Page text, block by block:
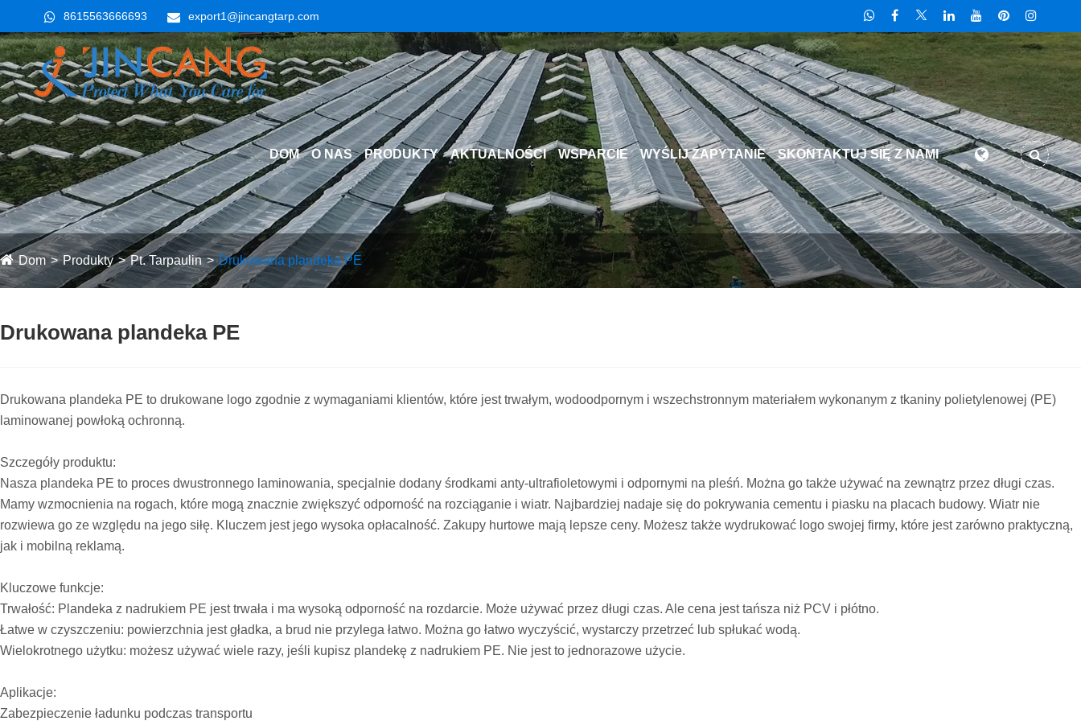
8615563666693 export1@jincangtarp.com
DOM O NAS PRODUKTY AKTUALNOŚCI WSPARCIE WYŚLIJ ZAPYTANIE SKONTAKTUJ SIĘ Z NAMI
Dom Produkty Pt. Tarpaulin Drukowana plandeka PE
Drukowana plandeka PE
Drukowana plandeka PE to drukowane logo zgodnie z wymaganiami klientów, które jest trwałym, wodoodpornym i wszechstronnym materiałem wykonanym z tkaniny polietylenowej (PE)
laminowanej powłoką ochronną.
Szczegóły produktu:
Nasza plandeka PE to proces dwustronnego laminowania, specjalnie dodany środkami anty-ultrafioletowymi i odpornymi na pleśń. Można go także używać na zewnątrz przez długi czas.
Mamy wzmocnienia na rogach, które mogą znacznie zwiększyć odporność na rozciąganie i wiatr. Najbardziej nadaje się do pokrywania cementu i piasku na placach budowy. Wiatr nie
rozwiewa go ze względu na jego siłę. Kluczem jest jego wysoka opłacalność. Zakupy hurtowe mają lepsze ceny. Możesz także wydrukować logo swojej firmy, które jest zarówno praktyczną,
jak i mobilną reklamą.
Kluczowe funkcje:
Trwałość: Plandeka z nadrukiem PE jest trwała i ma wysoką odporność na rozdarcie. Może używać przez długi czas. Ale cena jest tańsza niż PCV i płótno.
Łatwe w czyszczeniu: powierzchnia jest gładka, a brud nie przylega łatwo. Można go łatwo wyczyścić, wystarczy przetrzeć lub spłukać wodą.
Wielokrotnego użytku: możesz używać wiele razy, jeśli kupisz plandekę z nadrukiem PE. Nie jest to jednorazowe użycie.
Aplikacje:
Zabezpieczenie ładunku podczas transportu